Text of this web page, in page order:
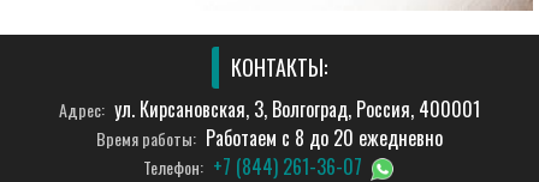
КОНТАКТЫ:
Адрес: ул. Кирсановская, 3, Волгоград, Россия, 400001
Время работы: Работаем с 8 до 20 ежедневно
Телефон: +7 (844) 261-36-07